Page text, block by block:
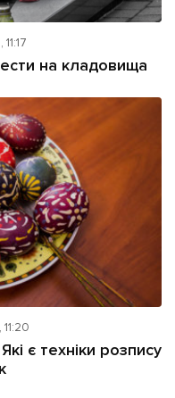
на кладовища
є техніки розпису